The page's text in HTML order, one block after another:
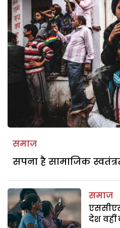
समाज
सपना है सामाजिक
समाज
देश वहीं